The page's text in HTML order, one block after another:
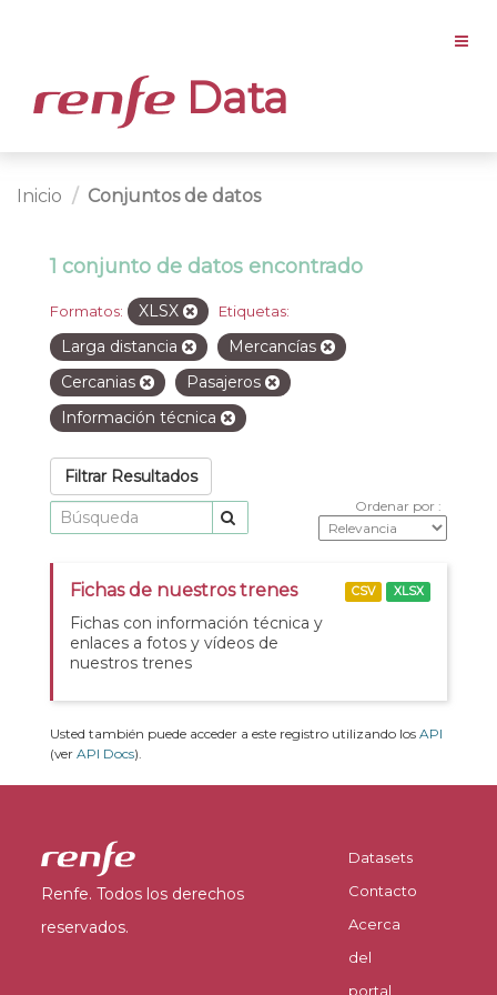
Data
Inicio Conjuntos de datos
1 conjunto de datos encontrado
Formatos: XLSX Etiquetas:
Larga distancia
Mercancías
Cercanias
Pasajeros
Información técnica
Filtrar Resultados
Ordenar por
Fichas de nuestros trenes
Fichas con información técnica y
enlaces a fotos y vídeos de
nuestros trenes
CSV XLSX
Usted también puede acceder a este registro utilizando los API
(ver API Docs).
Renfe. Todos los derechos
reservados.
Datasets
Contacto
Acerca
del
portal